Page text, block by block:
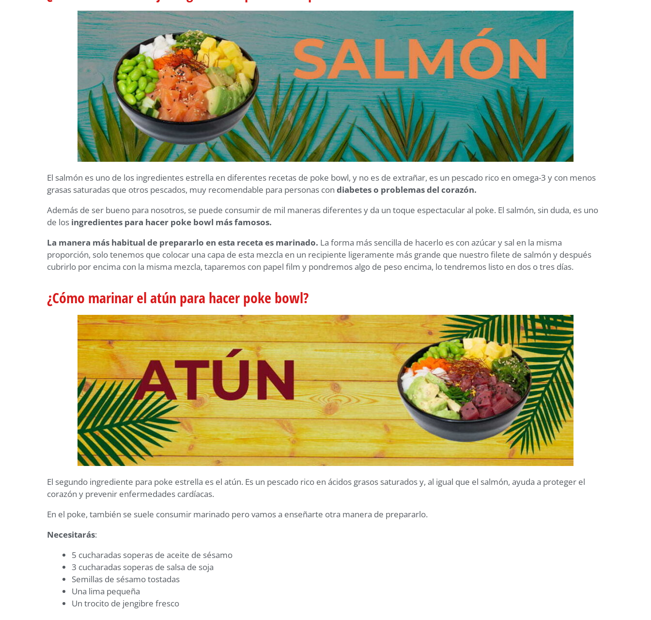
El salmón es uno de los ingredientes estrella en diferentes recetas de poke bowl, y no es de extrañar, es un pescado rico en omega-3 y con menos
grasas saturadas que otros pescados, muy recomendable para personas con diabetes o problemas del corazón.
Además de ser bueno para nosotros, se puede consumir de mil maneras diferentes y da un toque espectacular al poke. El salmón, sin duda, es uno
de los ingredientes para hacer poke bowl más famosos.
La manera más habitual de prepararlo en esta receta es marinado. La forma más sencilla de hacerlo es con azúcar y sal en la misma
proporción, solo tenemos que colocar una capa de esta mezcla en un recipiente ligeramente más grande que nuestro filete de salmón y después
cubrirlo por encima con la misma mezcla, taparemos con papel film y pondremos algo de peso encima, lo tendremos listo en dos o tres días.
¿Cómo marinar el atún para hacer poke bowl?
El segundo ingrediente para poke estrella es el atún. Es un pescado rico en ácidos grasos saturados y, al igual que el salmón, ayuda a proteger el
corazón y prevenir enfermedades cardíacas.
En el poke, también se suele consumir marinado pero vamos a enseñarte otra manera de prepararlo.
Necesitarás:
5 cucharadas soperas de aceite de sésamo
3 cucharadas soperas de salsa de soja
Semillas de sésamo tostadas
Una lima pequeña
Un trocito de jengibre fresco